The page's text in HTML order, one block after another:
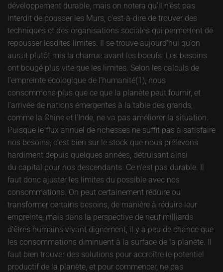
développement durable, mais on notera qu’il n’est pas
interdit de pousser les Murs, c'est-à-dire de trouver des
techniques et des organisations sociales qui permettent de
repousser lesdites limites. Il se trouve aujourd'hui qu’on
aurait plutôt mis la charrue avant les boeufs. Les besoins
ont bougé plus vite que les limites. Selon les calculs de
l’empreinte écologique de l’humanité(1), nous
consommons plus que ce que la planète peut fournir, et
l’arrivée de nations émergentes à la table des grands,
comme la Chine et l’Inde, ne va pas améliorer la situation.
Puisque le flux annuel de richesses ne suffit pas à satisfaire
nos besoins, c’est bien sur le stock que nous prélevons
hardiment depuis quelques années, détruisant ainsi
du capital pour nos descendants. Ce n’est pas durable. Il
faut donc ajuster les limites du possible avec nos
consommations. On peut certainement réduire ou
transformer certains besoins, de manière à réduire leur
empreinte, mais dans la perspective de neuf milliards
d'êtres humains vivant dignement, il y a peu de chance que
les consommations diminuent à la surface de la planète. Il
faut bien trouver des solutions pour accroître le potentiel
productif de la planète, et pour commencer, ne pas